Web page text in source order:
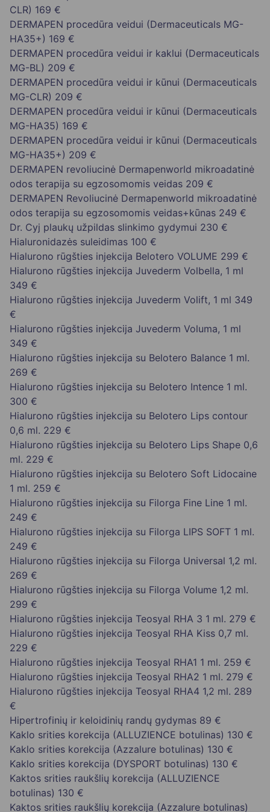
CLR) 169 €
DERMAPEN procedūra veidui (Dermaceuticals MG-
HA35+) 169 €
DERMAPEN procedūra veidui ir kaklui (Dermaceuticals
MG-BL) 209 €
DERMAPEN procedūra veidui ir kūnui (Dermaceuticals
MG-CLR) 209 €
DERMAPEN procedūra veidui ir kūnui (Dermaceuticals
MG-HA35) 169 €
DERMAPEN procedūra veidui ir kūnui (Dermaceuticals
MG-HA35+) 209 €
DERMAPEN revoliucinė Dermapenworld mikroadatinė
odos terapija su egzosomomis veidas 209 €
DERMAPEN Revoliucinė Dermapenworld mikroadatinė
odos terapija su egzosomomis veidas+kūnas 249 €
Dr. Cyj plaukų užpildas slinkimo gydymui 230 €
Hialuronidazės suleidimas 100 €
Hialurono rūgšties injekcija Belotero VOLUME 299 €
Hialurono rūgšties injekcija Juvederm Volbella, 1 ml
349 €
Hialurono rūgšties injekcija Juvederm Volift, 1 ml 349
€
Hialurono rūgšties injekcija Juvederm Voluma, 1 ml
349 €
Hialurono rūgšties injekcija su Belotero Balance 1 ml.
269 €
Hialurono rūgšties injekcija su Belotero Intence 1 ml.
300 €
Hialurono rūgšties injekcija su Belotero Lips contour
0,6 ml. 229 €
Hialurono rūgšties injekcija su Belotero Lips Shape 0,6
ml. 229 €
Hialurono rūgšties injekcija su Belotero Soft Lidocaine
1 ml. 259 €
Hialurono rūgšties injekcija su Filorga Fine Line 1 ml.
249 €
Hialurono rūgšties injekcija su Filorga LIPS SOFT 1 ml.
249 €
Hialurono rūgšties injekcija su Filorga Universal 1,2 ml.
269 €
Hialurono rūgšties injekcija su Filorga Volume 1,2 ml.
299 €
Hialurono rūgšties injekcija Teosyal RHA 3 1 ml. 279 €
Hialurono rūgšties injekcija Teosyal RHA Kiss 0,7 ml.
229 €
Hialurono rūgšties injekcija Teosyal RHA1 1 ml. 259 €
Hialurono rūgšties injekcija Teosyal RHA2 1 ml. 279 €
Hialurono rūgšties injekcija Teosyal RHA4 1,2 ml. 289
€
Hipertrofinių ir keloidinių randų gydymas 89 €
Kaklo srities korekcija (ALLUZIENCE botulinas) 130 €
Kaklo srities korekcija (Azzalure botulinas) 130 €
Kaklo srities korekcija (DYSPORT botulinas) 130 €
Kaktos srities raukšlių korekcija (ALLUZIENCE
botulinas) 130 €
Kaktos srities raukšlių korekcija (Azzalure botulinas)